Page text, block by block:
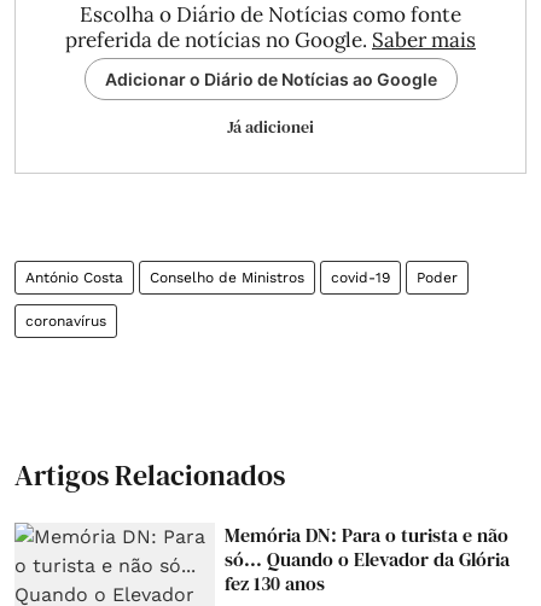
Escolha o Diário de Notícias como fonte
preferida de notícias no Google. Saber mais
Adicionar o Diário de Notícias ao Google
Já adicionei
António Costa Conselho de Ministros covid-19 Poder
coronavírus
Artigos Relacionados
Memória DN: Para o turista e não
só... Quando o Elevador da Glória
fez 130 anos